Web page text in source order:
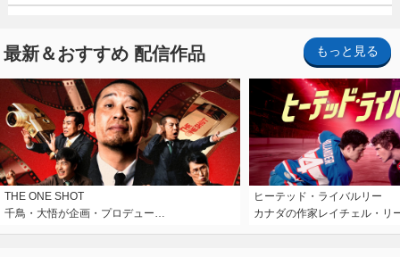
最新＆おすすめ 配信作品 もっと見る
THE ONE SHOT
千鳥・大悟が企画・プロデュー…
ヒーテッド・ライバルリー
カナダの作家レイチェル・リ